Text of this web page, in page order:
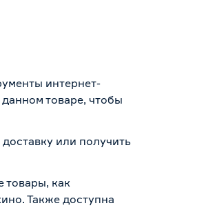
интернет-
товаре, чтобы
или получить
товары, как
Также доступна